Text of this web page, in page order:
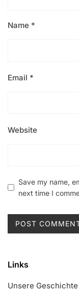
Name *
Email *
Website
Save my name,
next time I
Links
Unsere Geschichte